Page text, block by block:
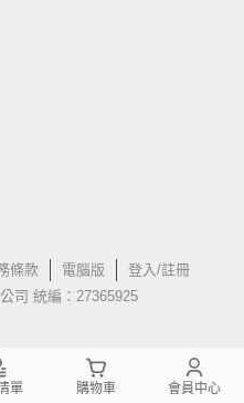
條款 電腦版
登入/註冊
司 統編：27365925
單 購物車 會員中心